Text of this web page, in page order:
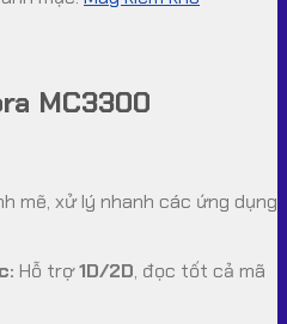
MC3300
mẽ, xử lý nhanh các ứng dụng
Hỗ trợ1D/2D, đọc tốt cả mã